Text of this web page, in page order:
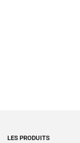
LES PRODUITS